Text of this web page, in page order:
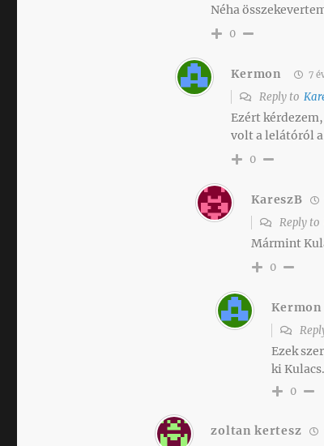
Néha
0
Kermon 7
Reply to
Ezért
volt a lelátóról a
0
KareszB
Reply to
Mármint
0
Kermon
Ezek
ki
0
zoltan kertesz